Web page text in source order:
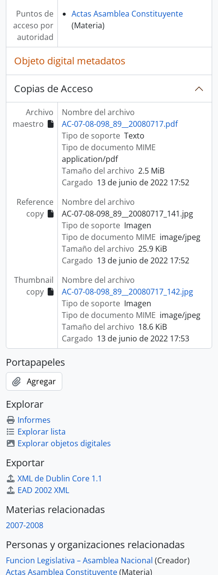
Puntos de
acceso por
autoridad
Actas Asamblea Constituyente
(Materia)
Objeto digital metadatos
Copias de Acceso
Archivo
maestro
Nombre del archivo
AC-07-08-098_89__20080717.pdf
Tipo de soporte Texto
Tipo de documento MIME
application/pdf
Tamaño del archivo 2.5 MiB
Cargado 13 de junio de 2022 17:52
Reference
copy
Nombre del archivo
AC-07-08-098_89__20080717_141.jpg
Tipo de soporte Imagen
Tipo de documento MIME image/jpeg
Tamaño del archivo 25.9 KiB
Cargado 13 de junio de 2022 17:52
Thumbnail
copy
Nombre del archivo
AC-07-08-098_89__20080717_142.jpg
Tipo de soporte Imagen
Tipo de documento MIME image/jpeg
Tamaño del archivo 18.6 KiB
Cargado 13 de junio de 2022 17:53
Portapapeles
Agregar
Explorar
Informes
Explorar lista
Explorar objetos digitales
Exportar
XML de Dublin Core 1.1
EAD 2002 XML
Materias relacionadas
2007-2008
Personas y organizaciones relacionadas
Funcion Legislativa – Asamblea Nacional (Creador)
Actas Asamblea Constituyente(Materia)